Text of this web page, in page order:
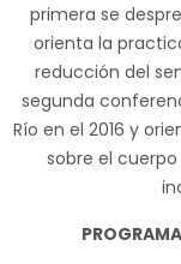
primera se
orienta la
reducción del
segunda
Río en el 2016 y
sobre el